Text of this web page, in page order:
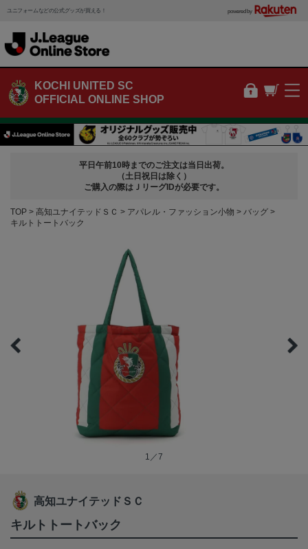
ユニフォームなどの公式グッズが買える！ powered by
KOCHI UNITED SC
OFFICIAL ONLINE SHOP
平日午前10時までのご注文は当日出荷。
（土日祝日は除く）
ご購入の際はＪリーグIDが必要です。
TOP 高知ユナイテッドＳＣ アパレル・ファッション小物
バッグ
キルトトートバック
1／7
高知ユナイテッドＳＣ
キルトトートバック